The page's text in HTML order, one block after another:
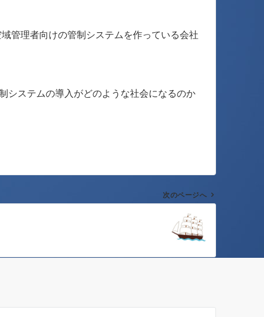
管理者向けの管制システムを作っている会社
システムの導入がどのような社会になるのか
次のページへ